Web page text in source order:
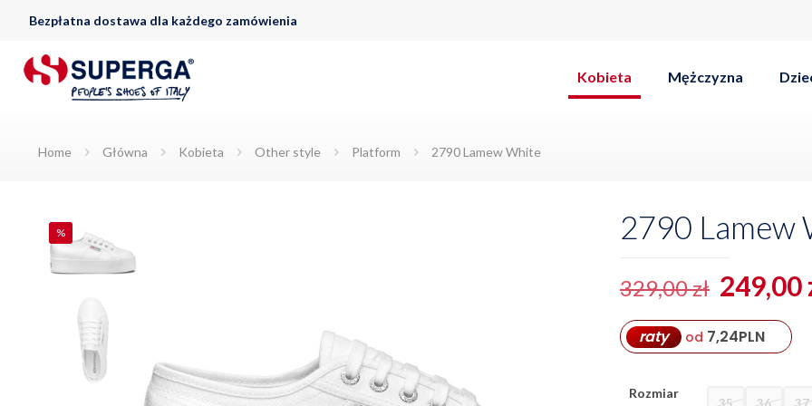
Bezpłatna dostawa dla każdego zamówienia
Kobieta Mężczyzna
Home Główna Kobieta Other style Platform 2790 Lamew White
% 2790 Lamew
329,00zł
cena
249,00
raty od 7,24PLN
Rozmiar